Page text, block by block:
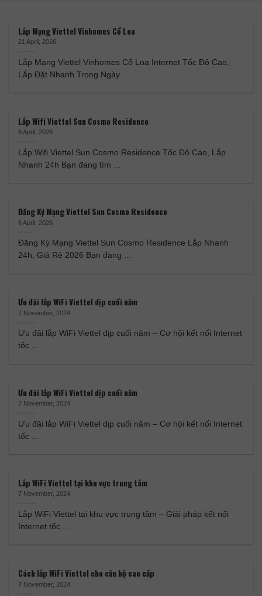
Lắp Mạng Viettel Vinhomes Cổ Loa
21 April, 2026
Lắp Mạng Viettel Vinhomes Cổ Loa Internet Tốc Độ Cao,
Lắp Đặt Nhanh Trong Ngày ...
Lắp Wifi Viettel Sun Cosmo Residence
8 April, 2026
Lắp Wifi Viettel Sun Cosmo Residence Tốc Độ Cao, Lắp
Nhanh 24h Bạn đang tìm ...
Đăng Ký Mạng Viettel Sun Cosmo Residence
8 April, 2026
Đăng Ký Mạng Viettel Sun Cosmo Residence Lắp Nhanh
24h, Giá Rẻ 2026 Bạn đang ...
Ưu đãi lắp WiFi Viettel dịp cuối năm
7 November, 2024
Ưu đãi lắp WiFi Viettel dịp cuối năm – Cơ hội kết nối Internet
tốc ...
Ưu đãi lắp WiFi Viettel dịp cuối năm
7 November, 2024
Ưu đãi lắp WiFi Viettel dịp cuối năm – Cơ hội kết nối Internet
tốc ...
Lắp WiFi Viettel tại khu vực trung tâm
7 November, 2024
Lắp WiFi Viettel tại khu vực trung tâm – Giải pháp kết nối
Internet tốc ...
Cách lắp WiFi Viettel cho căn hộ cao cấp
7 November, 2024